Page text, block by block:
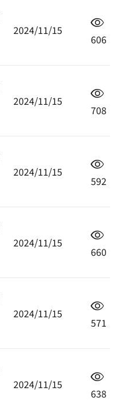
2024/11/15
606
2024/11/15
708
2024/11/15
592
2024/11/15
660
2024/11/15
571
2024/11/15
638